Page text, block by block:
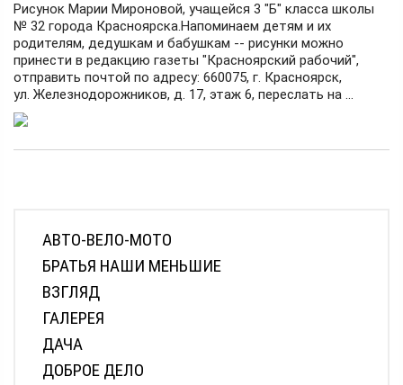
Рисунок Марии Мироновой, учащейся 3 "Б" класса школы
№ 32 города Красноярска.Напоминаем детям и их
родителям, дедушкам и бабушкам -- рисунки можно
принести в редакцию газеты "Красноярский рабочий",
отправить почтой по адресу: 660075, г. Красноярск,
ул. Железнодорожников, д. 17, этаж 6, переслать на ...
АВТО-ВЕЛО-МОТО
БРАТЬЯ НАШИ МЕНЬШИЕ
ВЗГЛЯД
ГАЛЕРЕЯ
ДАЧА
ДОБРОЕ ДЕЛО